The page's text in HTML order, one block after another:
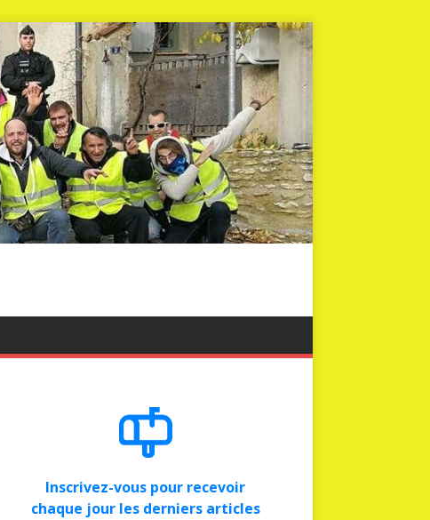
Inscrivez-vous pour recevoir
chaque jour les derniers articles